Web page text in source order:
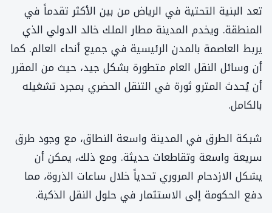
تعد البنية التحتية في الرياض من بين الأكثر تقدماً في
المنطقة. ويخدم المدينة مطار الملك خالد الدولي الذي
يربط العاصمة بالمدن الرئيسية في جميع أنحاء العالم. كما
أن وسائل النقل العام متطورة بشكل جيد، حيث من المقرر
أن يُحدث المترو ثورة في التنقل الحضري بمجرد تشغيله
بالكامل.
شبكة الطرق في المدينة واسعة النطاق، مع وجود طرق
سريعة واسعة وتقاطعات حديثة. ومع ذلك، يمكن أن
يشكل الازدحام المروري تحدياً خلال ساعات الذروة، مما
دفع الحكومة إلى الاستثمار في حلول النقل الذكية.